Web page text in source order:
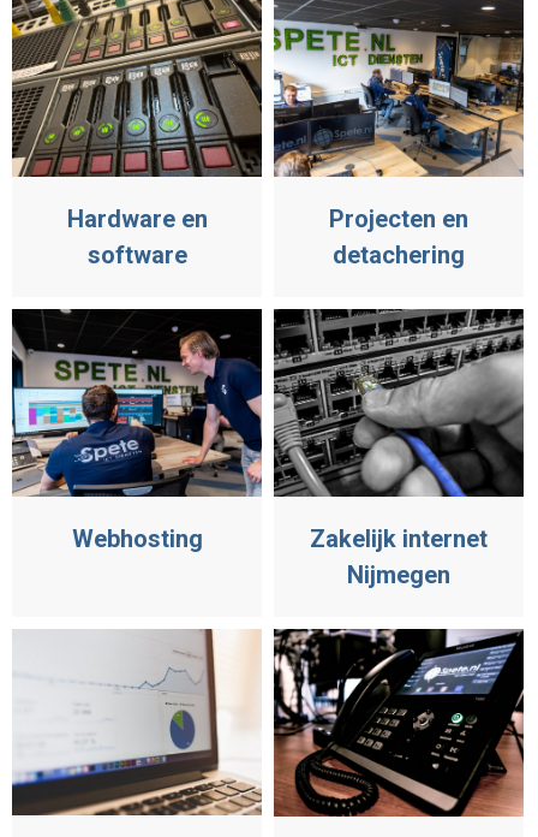
Hardware en
software
Projecten en
detachering
Webhosting
Zakelijk internet
Nijmegen